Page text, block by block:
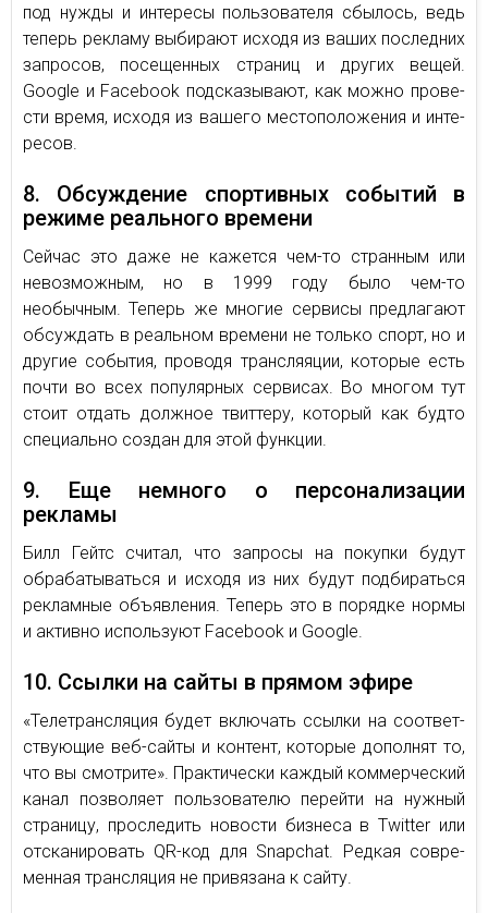
под нужды и интересы пользователя сбылось, ведь
теперь рекламу выбирают исходя из ваших последних
запросов, посещенных страниц и других вещей.
Google и Facebook под­ска­зы­ва­ют, как можно про­ве­
сти время, ис­хо­дя из ва­ше­го ме­сто­по­ло­же­ния и ин­те­
ре­сов.
8. Обсуждение спортивных событий в
режиме реального времени
Сейчас это даже не кажется чем-то странным или
невозможным, но в 1999 году было чем-то
необычным. Теперь же многие сервисы предлагают
обсуждать в реальном времени не только спорт, но и
другие события, проводя трансляяции, которые есть
почти во всех популярных сервисах. Во многом тут
стоит отдать должное твиттеру, который как будто
специально создан для этой функции.
9. Еще немного о персонализации
рекламы
Билл Гейтс считал, что запросы на покупки будут
обрабатываться и исходя из них будут подбираться
рекламные объявления. Теперь это в порядке нормы
и активно используют Facebook и Google.
10. Ссылки на сайты в прямом эфире
«Те­ле­транс­ля­ция будет вклю­чать ссыл­ки на со­от­вет­
ству­ю­щие веб-сай­ты и кон­тент, ко­то­рые до­пол­нят то,
что вы смот­ри­те». Прак­ти­че­ски каж­дый ком­мер­че­ский
канал поз­во­ля­ет поль­зо­ва­те­лю пе­рей­ти на нуж­ный
стра­ни­цу, про­сле­дить но­во­сти биз­не­са в Twitter или
от­ска­ни­ро­вать QR-код для Snapchat. Ред­кая со­вре­
мен­ная транс­ля­ция не при­вя­за­на к сайту.